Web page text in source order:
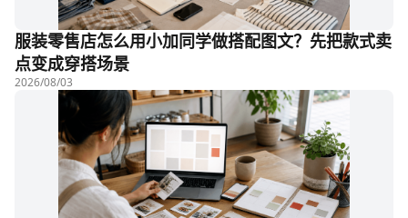
服装零售店怎么用小加同学做搭配图文？先把款式卖
点变成穿搭场景
2026/08/03